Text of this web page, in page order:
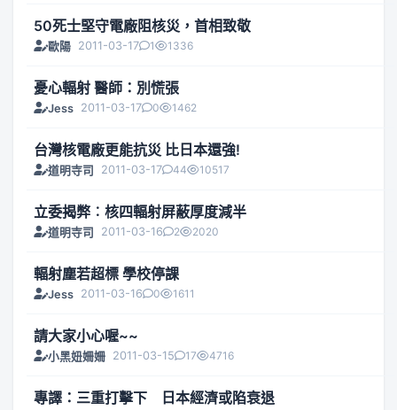
50死士堅守電廠阻核災，首相致敬
歐陽 2011-03-17 1 1336
憂心輻射 醫師：別慌張
Jess 2011-03-17 0 1462
台灣核電廠更能抗災 比日本還強!
道明寺司 2011-03-17 44 10517
立委揭弊︰核四輻射屏蔽厚度減半
道明寺司 2011-03-16 2 2020
輻射塵若超標 學校停課
Jess 2011-03-16 0 1611
請大家小心喔~~
小黑妞姍姍 2011-03-15 17 4716
專譯：三重打擊下 日本經濟或陷衰退